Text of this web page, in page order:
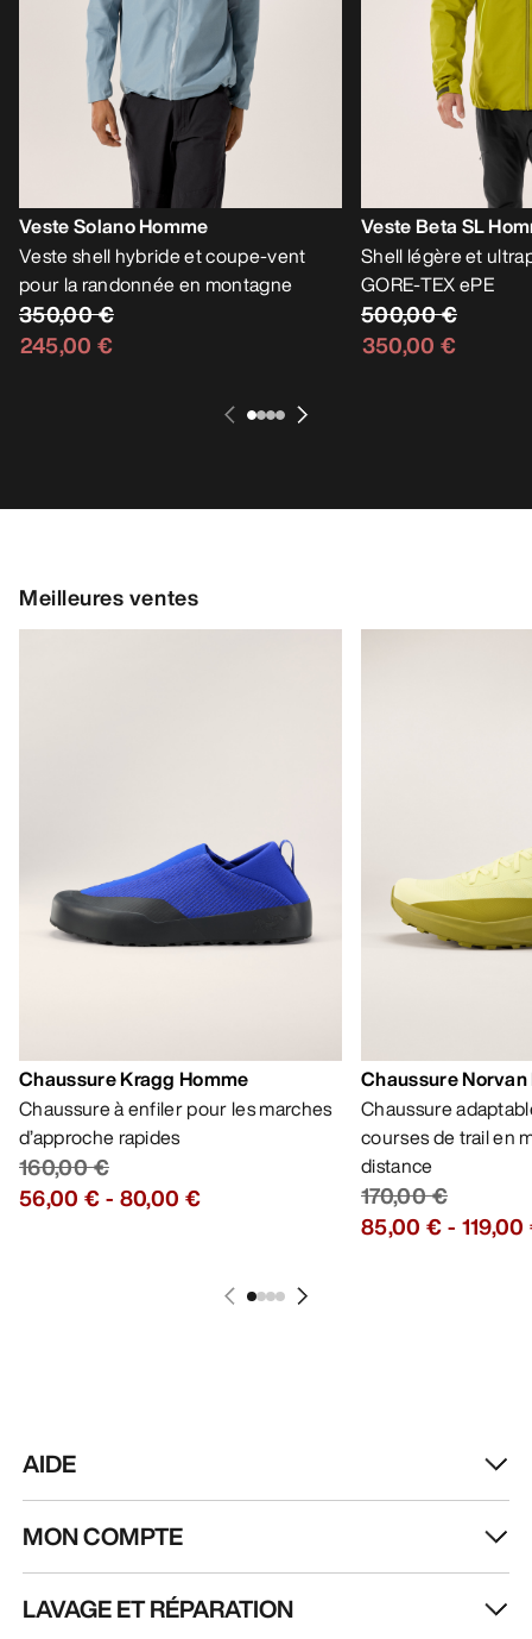
Veste Solano Homme
Veste shell hybride et coupe-vent
pour la randonnée en montagne
350,00 €
245,00 €
Veste Beta SL
Shell légère et
GORE-TEX ePE
500,00 €
350,00 €
Meilleures ventes
Chaussure Kragg Homme
Chaussure à enfiler pour les marches
d’approche rapides
160,00 €
56,00 €- 80,00 €
Chaussure
Chaussure
courses de trail en
distance
170,00 €
85,00 €-
AIDE
MON COMPTE
LAVAGE ET RÉPARATION